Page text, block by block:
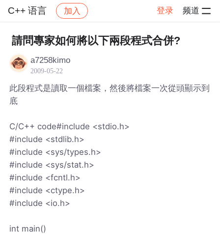
C++ 语言 加入 登录 频道
社区 C++ 语言 帖子详情
請問專家如何將以下兩段程式合併?
a7258kimo
2009-05-22
此段程式是讀取一個檔案，然後將檔案一次從頭顯示到
底
C/C++ code#include <stdio.h>
#include <stdlib.h>
#include <sys/types.h>
#include <sys/stat.h>
#include <fcntl.h>
#include <ctype.h>
#include <io.h>
int main()